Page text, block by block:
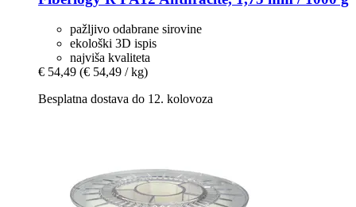
pažljivo odabrane sirovine
ekološki 3D ispis
najviša kvaliteta
€ 54,49 (€ 54,49 / kg)
Besplatna dostava do 12. kolovoza